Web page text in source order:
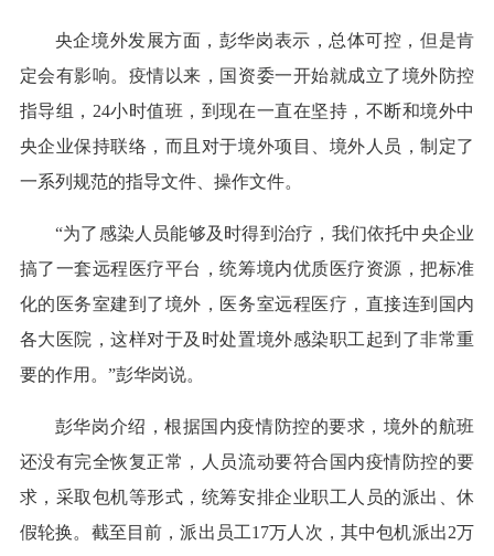
央企境外发展方面，彭华岗表示，总体可控，但是肯
定会有影响。疫情以来，国资委一开始就成立了境外防控
指导组，24小时值班，到现在一直在坚持，不断和境外中
央企业保持联络，而且对于境外项目、境外人员，制定了
一系列规范的指导文件、操作文件。
“为了感染人员能够及时得到治疗，我们依托中央企业
搞了一套远程医疗平台，统筹境内优质医疗资源，把标准
化的医务室建到了境外，医务室远程医疗，直接连到国内
各大医院，这样对于及时处置境外感染职工起到了非常重
要的作用。”彭华岗说。
彭华岗介绍，根据国内疫情防控的要求，境外的航班
还没有完全恢复正常，人员流动要符合国内疫情防控的要
求，采取包机等形式，统筹安排企业职工人员的派出、休
假轮换。截至目前，派出员工17万人次，其中包机派出2万